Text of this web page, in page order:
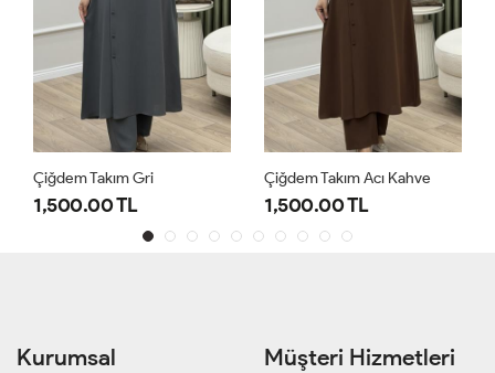
Çiğdem Takım Gri
1,500.00 TL
Çiğdem Takım Acı Kahve
1,500.00 TL
Kurumsal Müşteri Hizmetleri